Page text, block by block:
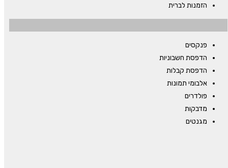
הזמנות לברית
פנקסים
הדפסת חשבוניות
הדפסת קבלות
אלבומי תמונות
פולדרים
מדבקות
מגנטים